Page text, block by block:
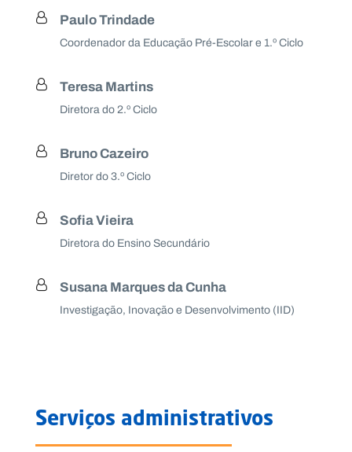
Paulo Trindade
Coordenador da Educação Pré-Escolar e 1.º Ciclo
Teresa Martins
Diretora do 2.º Ciclo
Bruno Cazeiro
Diretor do 3.º Ciclo
Sofia Vieira
Diretora do Ensino Secundário
Susana Marques da Cunha
Investigação, Inovação e Desenvolvimento (IID)
Serviços administrativos